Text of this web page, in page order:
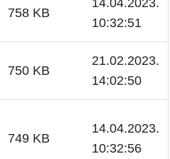
758 KB
14.04.2023.
10:32:51
750 KB
21.02.2023.
14:02:50
749 KB
14.04.2023.
10:32:56